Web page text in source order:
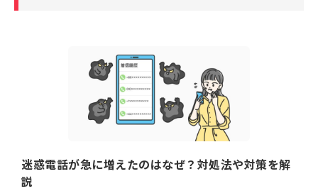
迷惑電話が急に増えたのはなぜ？対処法や対策を解
説